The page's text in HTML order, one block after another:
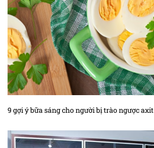
9 gợi ý bữa sáng cho người bị trào ngược axit